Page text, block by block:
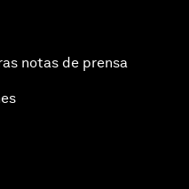
notas de prensa